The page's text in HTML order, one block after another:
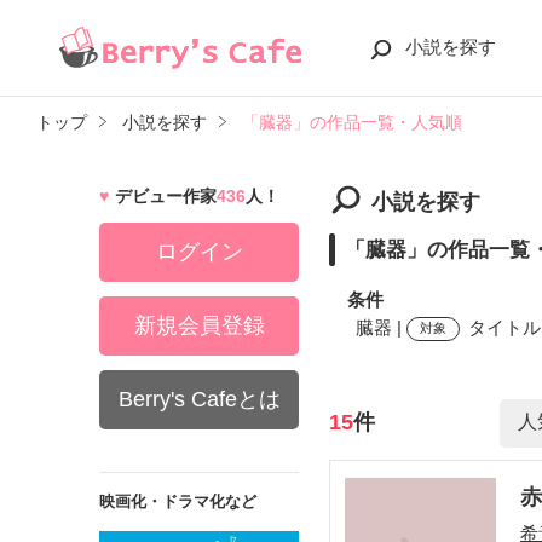
小説を探す
トップ 小説を探す 「臓器」の作品一覧・人気順
小説を探す
「臓器」の作品一覧
条件
臓器 |
対象 タイト
検索ワード
15件
デビュー作家436人！
ログイン
新規会員登録
Berry's Cafeとは
映画化・ドラマ化など